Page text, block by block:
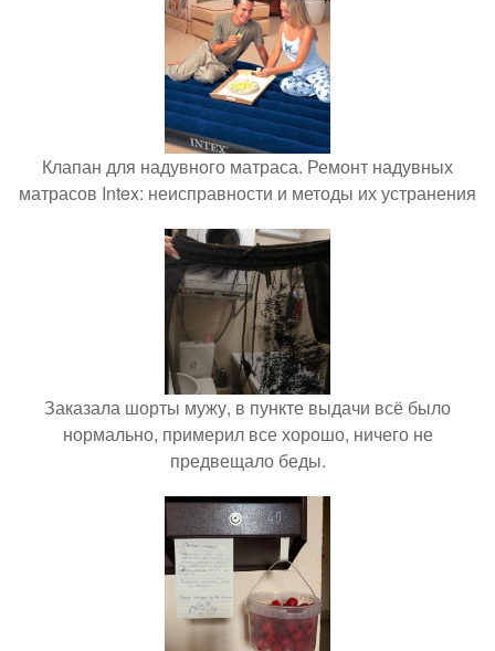
Клапан для надувного матраса. Ремонт надувных
матрасов Intex: неисправности и методы их устранения
Заказала шорты мужу, в пункте выдачи всё было
нормально, примерил все хорошо, ничего не
предвещало беды.